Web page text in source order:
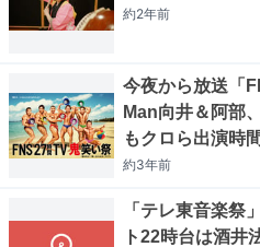
約2年前
今夜から放送「
Man向井＆阿部
もクロら出演時
約3年前
「テレ東音楽
ト22時台は酒井